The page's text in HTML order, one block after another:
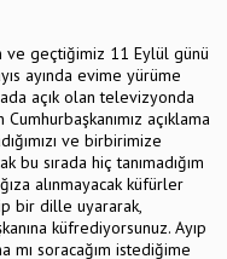
ve geçtiğimiz 11 Eylül günü
ayında evime yürüme
açık olan televizyonda
açıklama
ve birbirimize
bu sırada hiç tanımadığım
alınmayacak küfürler
bir dille uyararak,
küfrediyorsunuz. Ayıp
mı soracağım istediğime